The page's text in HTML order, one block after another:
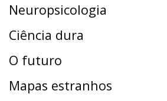
Neuropsicologia
Ciência dura
O futuro
Mapas estranhos